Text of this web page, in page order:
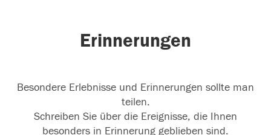
Erinnerungen
Besondere Erlebnisse und Erinnerungen sollte man
teilen.
Schreiben Sie über die Ereignisse, die Ihnen
besonders in Erinnerung geblieben sind.